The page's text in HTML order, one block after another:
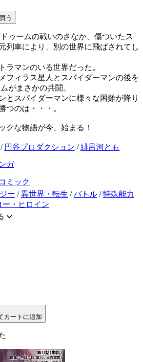
う
ゥームの戦いのさなか、傷ついたス
列車により、別の世界に飛ばされてし
ラマンのいる世界だった。
フィラス星人とスパイダーマンの後を
がまさかの共闘。
とスパイダーマンに様々な困難が降り
つのは・・・。
クな物語が今、始まる！
/ 円谷プロダクション /緋呂河とも
ガ
ミック
ー /異世界・転生 /バトル /特殊能力
・ヒロイン
カートに追加